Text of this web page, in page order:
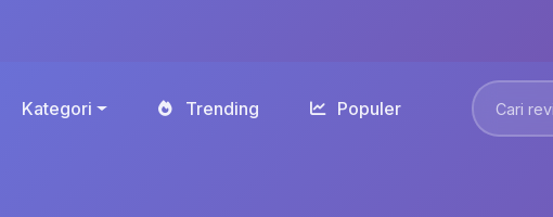
Kategori Trending Populer